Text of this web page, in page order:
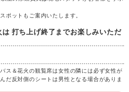
ポットもご案内いたします。
打ち上げ終了までお楽しみいただ
ス＆花火の観覧席は女性の隣には必ず女性が
だ反対側のシートは男性となる場合がありま